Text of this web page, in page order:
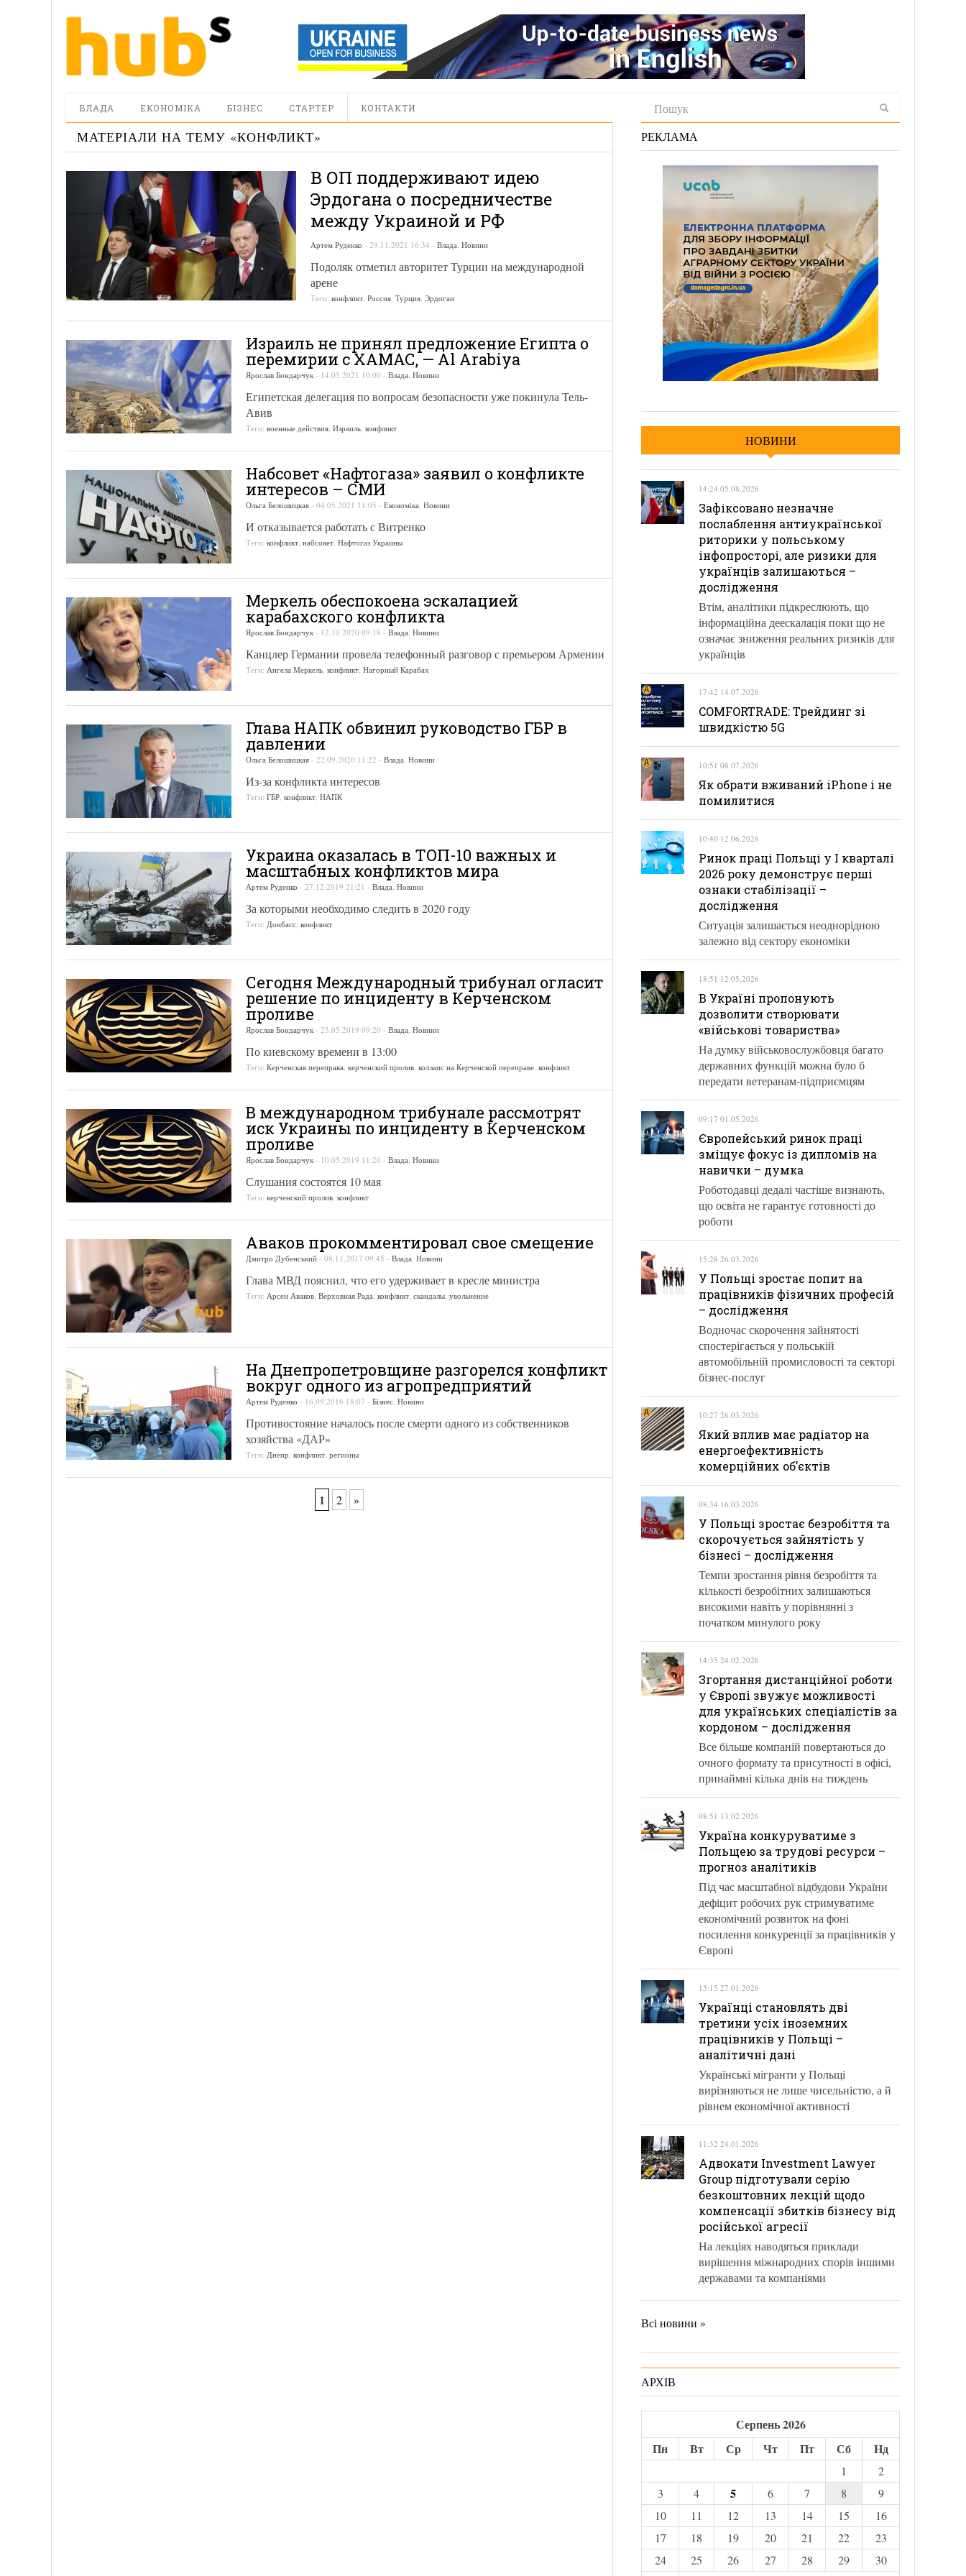
ВЛАДА ЕКОНОМІКА БІЗНЕС СТАРТЕР КОНТАКТИ
МАТЕРІАЛИ НА ТЕМУ «КОНФЛИКТ»
В ОП поддерживают идею
Эрдогана о посредничестве
между Украиной и РФ
Артем Руденко - 29.11.2021 16:34 - Влада, Новини
Подоляк отметил авторитет Турции на международной
арене
Теги: конфликт, Россия, Турция, Эрдоган
Израиль не принял предложение Египта о
перемирии с ХАМАС, — Al Arabiya
Ярослав Бондарчук - 14.05.2021 10:00 - Влада, Новини
Египетская делегация по вопросам безопасности уже покинула Тель-
Авив
Теги: военные действия, Израиль, конфликт
Набсовет «Нафтогаза» заявил о конфликте
интересов – СМИ
Ольга Белошицкая - 04.05.2021 11:05 - Економіка, Новини
И отказывается работать с Витренко
Теги: конфликт, набсовет, Нафтогаз Украины
Меркель обеспокоена эскалацией
карабахского конфликта
Ярослав Бондарчук - 12.10.2020 09:18 - Влада, Новини
Канцлер Германии провела телефонный разговор с премьером Армении
Теги: Ангела Меркель, конфликт, Нагорный Карабах
Глава НАПК обвинил руководство ГБР в
давлении
Ольга Белошицкая - 22.09.2020 11:22 - Влада, Новини
Из-за конфликта интересов
Теги: ГБР, конфликт, НАПК
Украина оказалась в TOП-10 важных и
масштабных конфликтов мира
Артем Руденко - 27.12.2019 21:21 - Влада, Новини
За которыми необходимо следить в 2020 году
Теги: Донбасс, конфликт
Сегодня Международный трибунал огласит
решение по инциденту в Керченском
проливе
Ярослав Бондарчук - 25.05.2019 09:20 - Влада, Новини
По киевскому времени в 13:00
Теги: Керченская переправа, керченский пролив, коллапс на Керченской переправе, конфликт
В международном трибунале рассмотрят
иск Украины по инциденту в Керченском
проливе
Ярослав Бондарчук - 10.05.2019 11:20 - Влада, Новини
Слушания состоятся 10 мая
Теги: керченский пролив, конфликт
Аваков прокомментировал свое смещение
Дмитро Дубенський - 08.11.2017 09:45 - Влада, Новини
Глава МВД пояснил, что его удерживает в кресле министра
Теги: Арсен Аваков, Верховная Рада, конфликт, скандалы, увольнение
На Днепропетровщине разгорелся конфликт
вокруг одного из агропредприятий
Артем Руденко - 16.09.2016 18:07 - Бізнес, Новини
Противостояние началось после смерти одного из собственников
хозяйства «ДАР»
Теги: Днепр, конфликт, регионы
1 2 »
РЕКЛАМА
НОВИНИ
14:24 05.08.2026
Зафіксовано незначне
послаблення антиукраїнської
риторики у польському
інфопросторі, але ризики для
українців залишаються –
дослідження
Втім, аналітики підкреслюють, що
інформаційна деескалація поки що не
означає зниження реальних ризиків для
українців
17:42 14.07.2026
COMFORTRADE: Трейдинг зі
швидкістю 5G
10:51 08.07.2026
Як обрати вживаний iPhone і не
помилитися
10:40 12.06.2026
Ринок праці Польщі у І кварталі
2026 року демонструє перші
ознаки стабілізації –
дослідження
Ситуація залишається неоднорідною
залежно від сектору економіки
18:51 12.05.2026
В Україні пропонують
дозволити створювати
«військові товариства»
На думку військовослужбовця багато
державних функцій можна було б
передати ветеранам-підприємцям
09:17 01.05.2026
Європейський ринок праці
зміщує фокус із дипломів на
навички – думка
Роботодавці дедалі частіше визнають,
що освіта не гарантує готовності до
роботи
15:28 26.03.2026
У Польщі зростає попит на
працівників фізичних професій
– дослідження
Водночас скорочення зайнятості
спостерігається у польській
автомобільній промисловості та секторі
бізнес-послуг
10:27 26.03.2026
Який вплив має радіатор на
енергоефективність
комерційних об’єктів
08:34 16.03.2026
У Польщі зростає безробіття та
скорочується зайнятість у
бізнесі – дослідження
Темпи зростання рівня безробіття та
кількості безробітних залишаються
високими навіть у порівнянні з
початком минулого року
14:35 24.02.2026
Згортання дистанційної роботи
у Європі звужує можливості
для українських спеціалістів за
кордоном – дослідження
Все більше компаній повертаються до
очного формату та присутності в офісі,
принаймні кілька днів на тиждень
08:51 13.02.2026
Україна конкуруватиме з
Польщею за трудові ресурси –
прогноз аналітиків
Під час масштабної відбудови України
дефіцит робочих рук стримуватиме
економічний розвиток на фоні
посилення конкуренції за працівників у
Європі
15:15 27.01.2026
Українці становлять дві
третини усіх іноземних
працівників у Польщі –
аналітичні дані
Українські мігранти у Польщі
вирізняються не лише чисельністю, а й
рівнем економічної активності
11:32 24.01.2026
Адвокати Investment Lawyer
Group підготували серію
безкоштовних лекцій щодо
компенсації збитків бізнесу від
російської агресії
На лекціях наводяться приклади
вирішення міжнародних спорів іншими
державами та компаніями
Всі новини »
АРХІВ
Серпень 2026
Пн
Вт Ср Чт Пт Сб Нд
1
2
3
4 5 6 7 8
9
10
11 12 13 14 15
16
17
18 19 20 21 22
23
24
25 26 27 28 29
30